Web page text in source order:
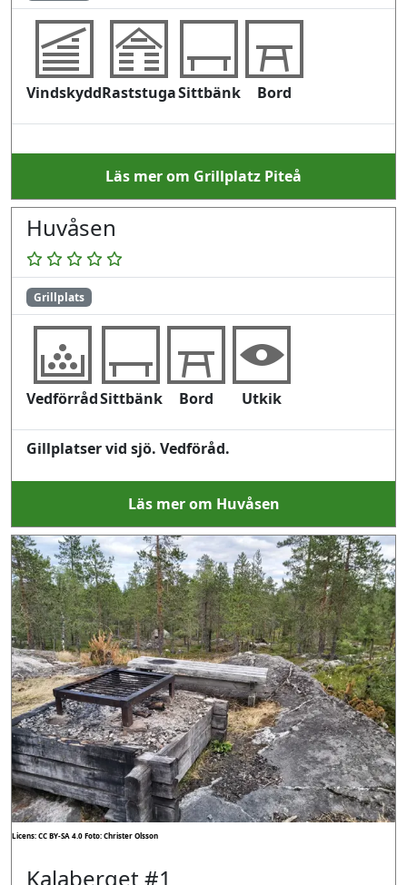
VindskyddRaststugaSittbänk Bord
Läs mer om Grillplatz Piteå
Huvåsen
Grillplats
VedförrådSittbänk Bord Utkik
Gillplatser vid sjö. Vedföråd.
Läs mer om Huvåsen
Licens: CC BY-SA 4.0Foto: Christer Olsson
Kalaberget #1